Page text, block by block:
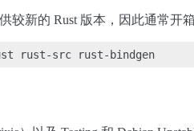
较新的 Rust 版本，因此通常开